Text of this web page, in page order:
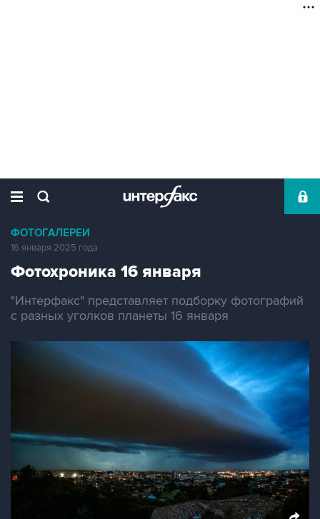
ФОТОГАЛЕРЕИ
16 января 2025 года
Фотохроника 16 января
"Интерфакс" представляет подборку фотографий
с разных уголков планеты 16 января